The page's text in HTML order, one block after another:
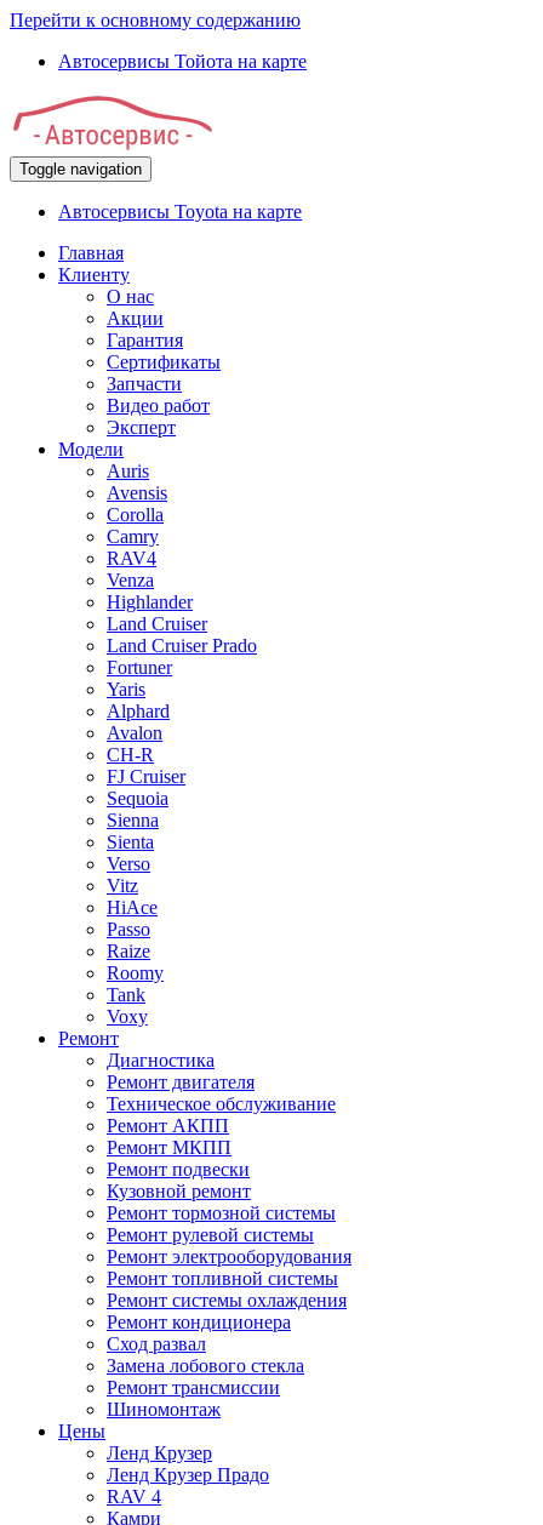
Перейти к основному содержанию
Автосервисы Тойота на карте
Toggle navigation
Автосервисы Toyota на карте
Главная
Клиенту
О нас
Акции
Гарантия
Сертификаты
Запчасти
Видео работ
Эксперт
Модели
Auris
Avensis
Corolla
Camry
RAV4
Venza
Highlander
Land Cruiser
Land Cruiser Prado
Fortuner
Yaris
Alphard
Avalon
CH-R
FJ Cruiser
Sequoia
Sienna
Sienta
Verso
Vitz
HiAce
Passo
Raize
Roomy
Tank
Voxy
Ремонт
Диагностика
Ремонт двигателя
Техническое обслуживание
Ремонт АКПП
Ремонт МКПП
Ремонт подвески
Кузовной ремонт
Ремонт тормозной системы
Ремонт рулевой системы
Ремонт электрооборудования
Ремонт топливной системы
Ремонт системы охлаждения
Ремонт кондиционера
Сход развал
Замена лобового стекла
Ремонт трансмиссии
Шиномонтаж
Цены
Ленд Крузер
Ленд Крузер Прадо
RAV 4
Камри